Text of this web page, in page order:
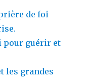
de foi
pour guérir et
les grandes